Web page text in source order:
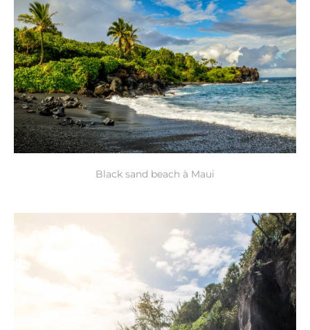
Black sand beach à Maui